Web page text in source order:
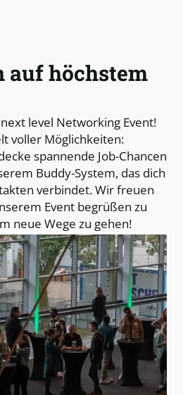
auf höchstem
level Networking Event!
voller Möglichkeiten:
spannende Job-Chancen
Buddy-System, das dich
verbindet. Wir freuen
Event begrüßen zu
neue Wege zu gehen!
achten, spannende
für Sie zu entdecken.
haben Sie jedoch immer
auszutauschen und aktiv